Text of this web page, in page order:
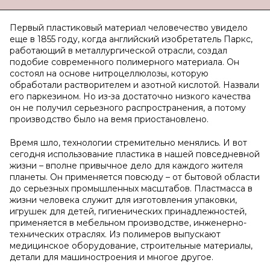
Первый пластиковый материал человечество увидело
еще в 1855 году, когда английский изобретатель Паркс,
работающий в металлургической отрасли, создал
подобие современного полимерного материала. Он
состоял на основе нитроцеллюлозы, которую
обработали растворителем и азотной кислотой. Назвали
его паркезином. Но из-за достаточно низкого качества
он не получил серьезного распространения, а потому
производство было на вемя приостановлено.
Время шло, технологии стремительно менялись. И вот
сегодня использование пластика в нашей повседневной
жизни – вполне привычное дело для каждого жителя
планеты. Он применяется повсюду – от бытовой области
до серьезных промышленных масштабов. Пластмасса в
жизни человека служит для изготовления упаковки,
игрушек для детей, гигиенических принадлежностей,
применяется в мебельном производстве, инженерно-
технических отраслях. Из полимеров выпускают
медицинское оборудование, строительные материалы,
детали для машиностроения и многое другое.